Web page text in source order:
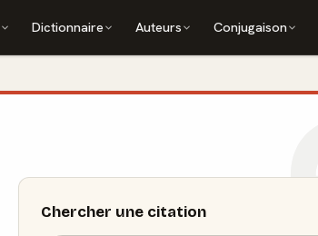
Dictionnaire Auteurs Conjugaison
Chercher une citation